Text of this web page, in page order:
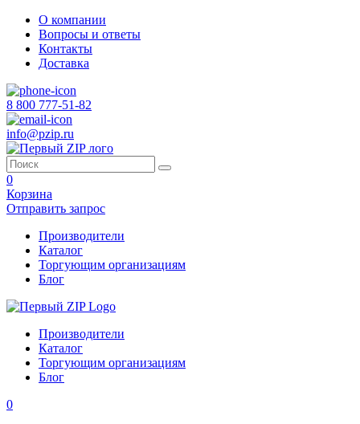
О компании
Вопросы и ответы
Контакты
Доставка
8 800 777-51-82
info@pzip.ru
0
Корзина
Отправить запрос
Производители
Каталог
Торгующим организациям
Блог
Производители
Каталог
Торгующим организациям
Блог
0